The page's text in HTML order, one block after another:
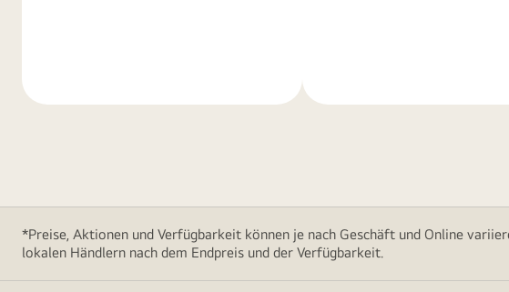
*Preise, Aktionen und Verfügbarkeit können je nach Geschäft und Online
lokalen Händlern nach dem Endpreis und der Verfügbarkeit.